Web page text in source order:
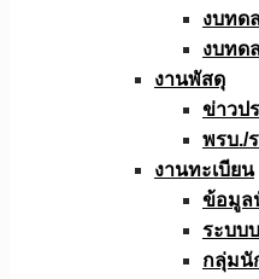
งบทด
งบทด
งานพัสดุ
ข่าวป
พรบ./
งานทะเบียน
ข้อมูล
ระบบ
กลุ่มนั